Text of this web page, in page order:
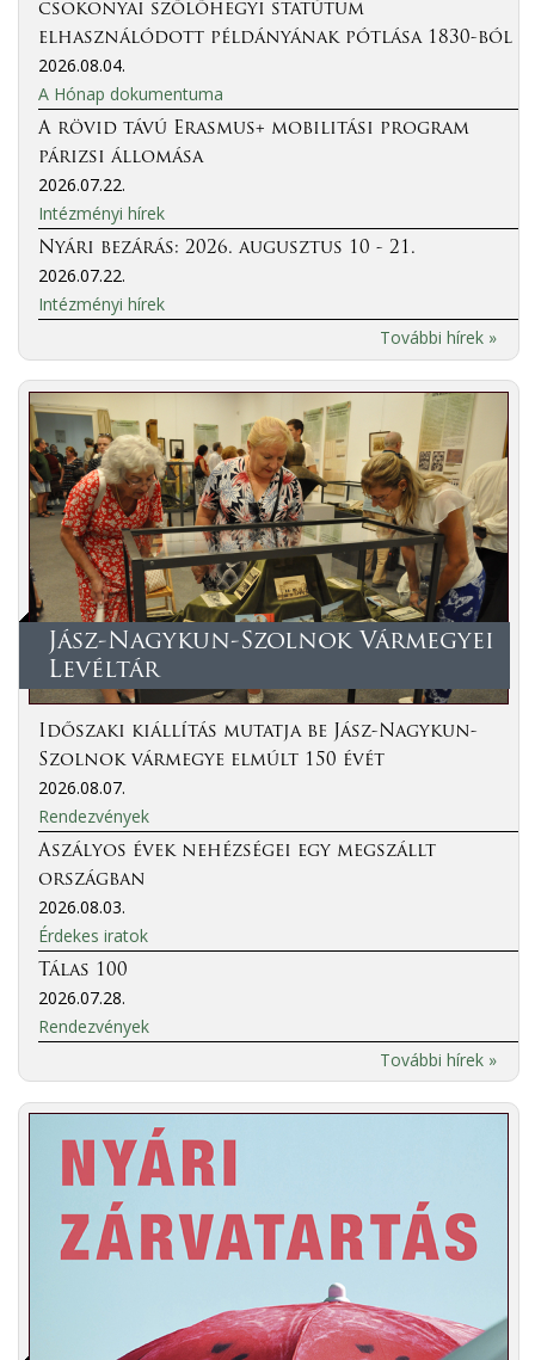
csokonyai szőlőhegyi statútum
elhasználódott példányának pótlása 1830-ból
2026.08.04.
A Hónap dokumentuma
A rövid távú Erasmus+ mobilitási program
párizsi állomása
2026.07.22.
Intézményi hírek
Nyári bezárás: 2026. augusztus 10 - 21.
2026.07.22.
Intézményi hírek
További hírek »
Jász-Nagykun-Szolnok Vármegyei
Levéltár
Időszaki kiállítás mutatja be Jász-Nagykun-
Szolnok vármegye elmúlt 150 évét
2026.08.07.
Rendezvények
Aszályos évek nehézségei egy megszállt
országban
2026.08.03.
Érdekes iratok
Tálas 100
2026.07.28.
Rendezvények
További hírek »